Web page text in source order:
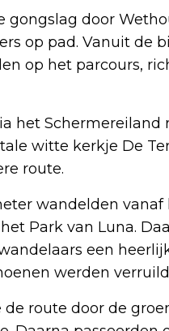
door
op pad. Vanuit de
op het parcours,
het Schermereiland
witte kerkje De
route.
wandelden
Park van Luna.
een
werden
route door de